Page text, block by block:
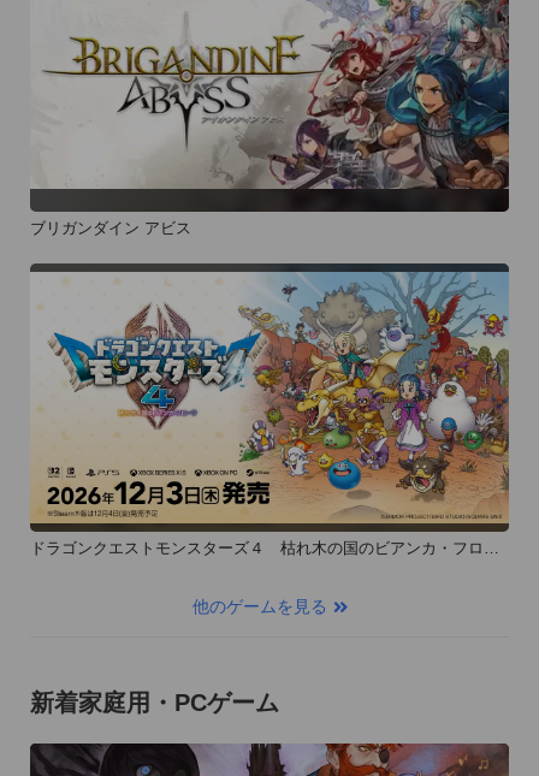
ブリガンダイン アビス
ドラゴンクエストモンスターズ４ 枯れ木の国のビアンカ・フロー
他のゲームを見る
新着家庭用・PCゲーム